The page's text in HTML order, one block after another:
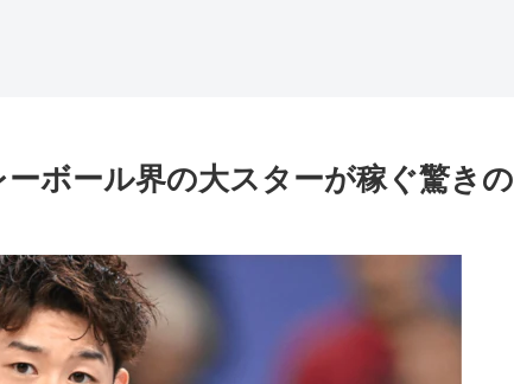
ボール界の大スターが稼ぐ驚きの